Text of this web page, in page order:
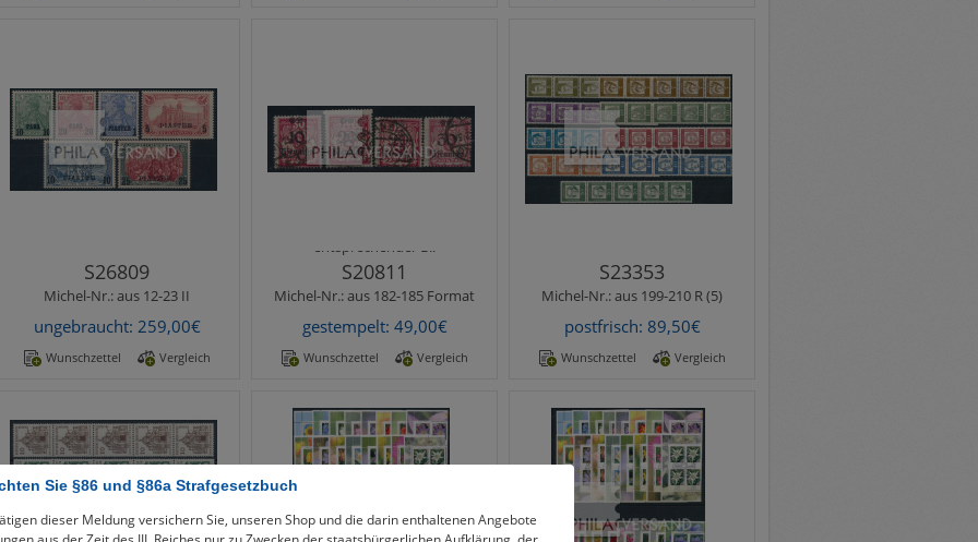
Merkmale:geprüft
Reichspost 1902-1904 - alle
Wertstufen mit guter
Aufdrucktype II,
ausgezeichnete
S26809
Michel-Nr.:aus 12-23 II
ungebraucht: 259,00€
Wunschzettel Vergleich
Merkmale:Fotoattest /
Befund
Wappen + Aufdruck 1923 -
entsprechender B..
S20811
Michel-Nr.:aus 182-185 Format
gestempelt: 49,00€
Wunschzettel Vergleich
Michel-Nr.:aus 199-210 R (5)
Bedeutende Deutsche 1961 -
komplette Garnitur
Rollenmarken im
senkrechten Fünferstreifen
mit rücksei..
S23353
Michel-Nr.:aus 199-210 R (5)
postfrisch: 89,50€
Wunschzettel Vergleich
Michel-Nr.:aus 242-248 R (5)
Bauwerke 1964 - kleine
Bauwerke einwandfrei
mit rückseitigen
Michel-Nr.:aus 2434-3424 (4)
Blumen 2005/2018 - alle im
der Blumenserie in
Michel-Nr.:aus 2434-3424 (4)
Blumen 2005/2018 - alle im
genannten Zeitraum
verausgabten Marken aus
der Blumenserie in
Sie §86 und §86a Strafgesetzbuch
dieser Meldung versichern Sie, unseren Shop und die darin enthaltenen Angebote